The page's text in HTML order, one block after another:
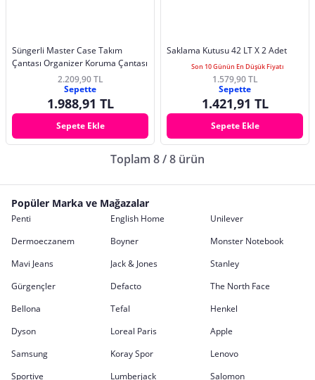
Süngerli Master Case Takım
Çantası Organizer Koruma Çantası
2.209,90 TL
Sepette
1.988,91 TL
Sepete Ekle
Saklama Kutusu 42 LT X 2 Adet
Son 10 Günün En Düşük Fiyatı
1.579,90 TL
Sepette
1.421,91 TL
Sepete Ekle
Toplam 8 / 8 ürün
Popüler Marka ve Mağazalar
Penti English Home
Unilever
Dermoeczanem
Boyner
Monster Notebook
Mavi Jeans
Jack & Jones
Stanley
Gürgençler
Defacto
The North Face
Bellona
Tefal
Henkel
Dyson
Loreal Paris
Apple
Samsung
Koray Spor
Lenovo
Sportive
Lumberjack Salomon